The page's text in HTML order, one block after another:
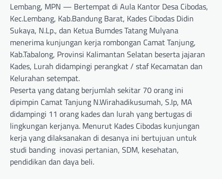
Lembang, MPN — Bertempat di Aula Kantor Desa Cibodas,
Kec.Lembang, Kab.Bandung Barat, Kades Cibodas Didin
Sukaya, N.Lp., dan Ketua Bumdes Tatang Mulyana
menerima kunjungan kerja rombongan Camat Tanjung,
Kab.Tabalong, Provinsi Kalimantan Selatan beserta jajaran
Kades, Lurah didampingi perangkat / staf Kecamatan dan
Kelurahan setempat.
Peserta yang datang berjumlah sekitar 70 orang ini
dipimpin Camat Tanjung N.Wirahadikusumah, S.Ip, MA
didampingi 11 orang kades dan lurah yang bertugas di
lingkungan kerjanya. Menurut Kades Cibodas kunjungan
kerja yang dilaksanakan di desanya ini bertujuan untuk
studi banding inovasi pertanian, SDM, kesehatan,
pendidikan dan daya beli.